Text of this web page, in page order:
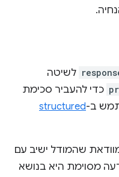
לשיטה
להעביר סכימת
structured
מסוימת היא בנושא